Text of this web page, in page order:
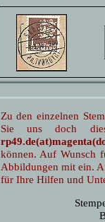
Zu den einzelnen
Sie uns doch
können. Auf Wunsch
Abbildungen mit ein.
für Ihre Hilfen und